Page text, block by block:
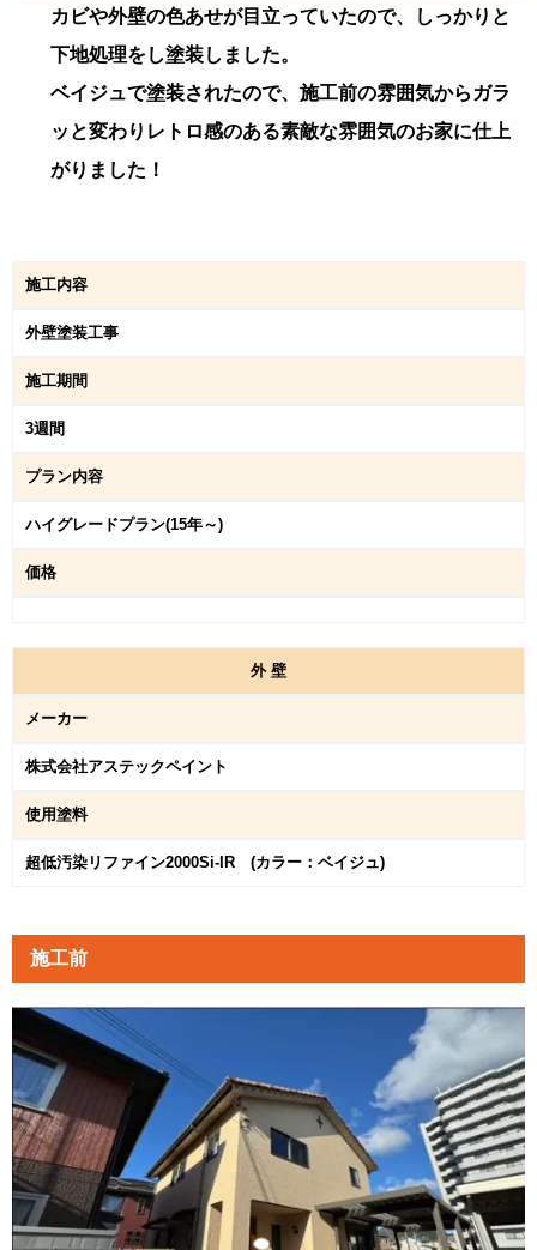
カビや外壁の色あせが目立っていたので、しっかりと
下地処理をし塗装しました。
ベイジュで塗装されたので、施工前の雰囲気からガラ
ッと変わりレトロ感のある素敵な雰囲気のお家に仕上
がりました！
施工内容
外壁塗装工事
施工期間
3週間
プラン内容
ハイグレードプラン(15年～)
価格
外 壁
メーカー
株式会社アステックペイント
使用塗料
超低汚染リファイン2000Si-IR (カラー：ベイジュ)
施工前